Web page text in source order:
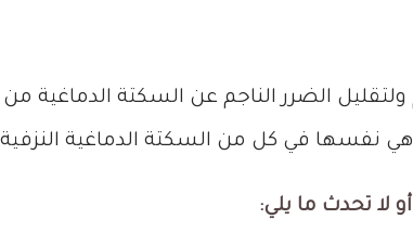
ولتقليل الضرر الناجم عن السكتة
نفسها في كل من السكتة الدماغية النزفية
لا تحدث ما يلي: